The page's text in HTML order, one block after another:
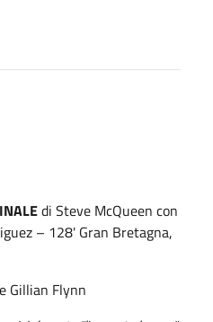
di Steve McQueen con
– 128' Gran Bretagna,
Gillian Flynn